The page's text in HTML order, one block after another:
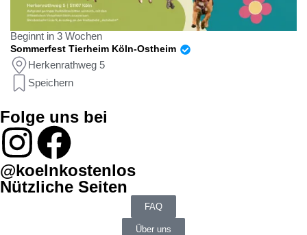
Beginnt in 3 Wochen
Sommerfest Tierheim Köln-Ostheim
Herkenrathweg 5
Speichern
Folge uns bei
@koelnkostenlos
Nützliche Seiten
FAQ
Über uns